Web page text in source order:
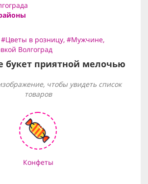
#Цветы в розницу, #Мужчине,
Волгоград
букет приятной мелочью
чтобы увидеть список
товаров
Конфеты